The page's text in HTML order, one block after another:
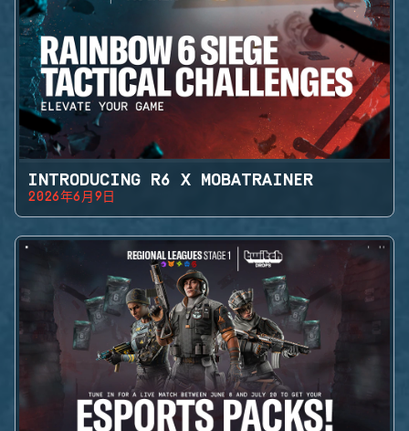
INTRODUCING R6 X MOBATRAINER
2026年6月9日